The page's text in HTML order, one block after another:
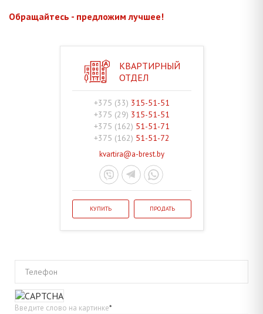
Обращайтесь - предложим лучшее!
КВАРТИРНЫЙ
ОТДЕЛ
+375 (33) 315-51-51
+375 (29) 315-51-51
+375 (162) 51-51-71
+375 (162) 51-51-72
kvartira@a-brest.by
КУПИТЬ ПРОДАТЬ
Телефон
Введите слово на картинке*